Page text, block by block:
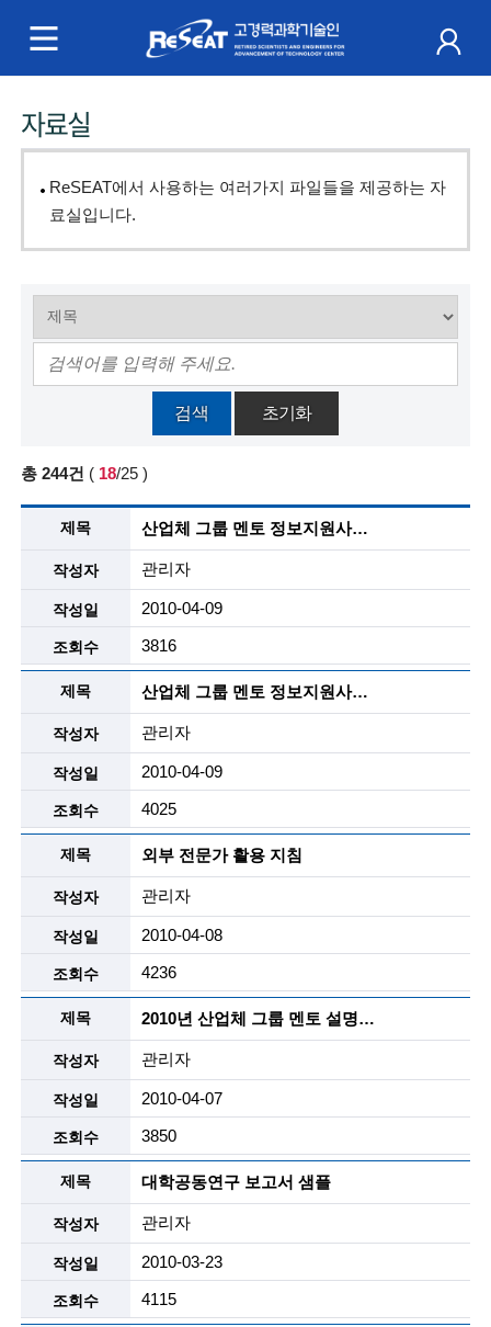
R
e
e
a
고
력
과
학
기
술
인
(
R
e
t
i
r
e
d
s
c
i
e
n
t
i
s
t
s
a
주
메
자료실
ReSEAT에서 사용하는 여러가지 파일들을 제공하는 자
료실입니다.
검색 초기화
총 244건 ( 18/25 )
산업체 그룹 멘토 정보지원사업 업체용 홍보 자료
관리자
2010-04-09
3816
산업체 그룹 멘토 정보지원사업 신문 광고 자료
관리자
2010-04-09
4025
외부 전문가 활용 지침
관리자
2010-04-08
4236
2010년 산업체 그룹 멘토 설명회 자료
관리자
2010-04-07
3850
대학공동연구 보고서 샘플
관리자
2010-03-23
4115